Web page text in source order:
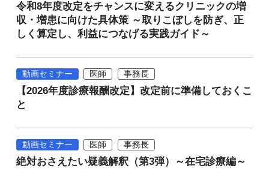
令和8年度改定をチャンスに変えるクリニックの増
収・増患に向けた具体策 ～取りこぼしを防ぎ、正
しく算定し、利益につなげる実践ガイド～
動画セミナー 医師 事務長
【2026年度診療報酬改定】改定前に準備しておくこ
と
動画セミナー 医師 事務長
絶対おさえたい疑義解釈（第3弾）～在宅診療編～